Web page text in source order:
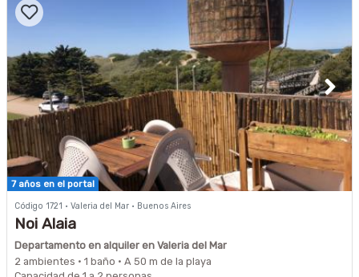
7 años en el portal
Código 1721 · Valeria del Mar · Buenos Aires
Noi Alaia
Departamento en alquiler en Valeria del Mar
2 ambientes · 1 baño · A 50 m de la playa